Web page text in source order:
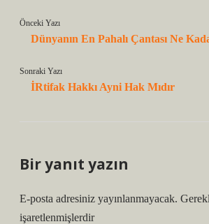
Önceki Yazı
Dünyanın En Pahalı Çantası Ne
Sonraki Yazı
İRtifak Hakkı Ayni Hak Mıdır
Bir yanıt yazın
E-posta adresiniz yayınlanmayacak.
işaretlenmişlerdir